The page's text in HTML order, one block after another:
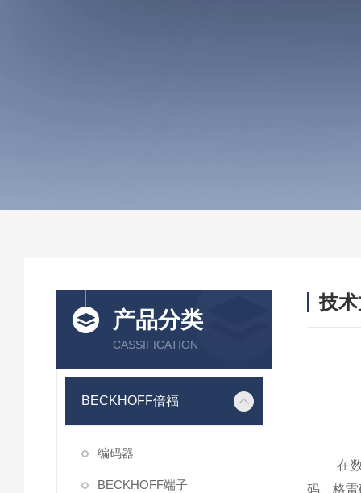
产品分类
CASSIFICATION
BECKHOFF倍福
编码器
BECKHOFF端子
技
在数字
码、格